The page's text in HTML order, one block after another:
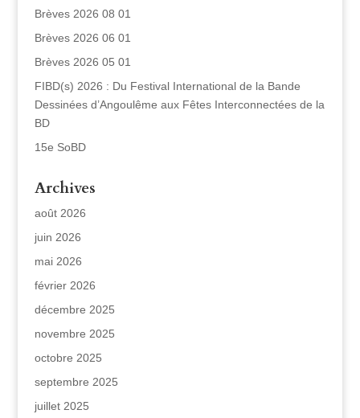
Brèves 2026 08 01
Brèves 2026 06 01
Brèves 2026 05 01
FIBD(s) 2026 : Du Festival International de la Bande
Dessinées d’Angoulême aux Fêtes Interconnectées de la
BD
15e SoBD
Archives
août 2026
juin 2026
mai 2026
février 2026
décembre 2025
novembre 2025
octobre 2025
septembre 2025
juillet 2025